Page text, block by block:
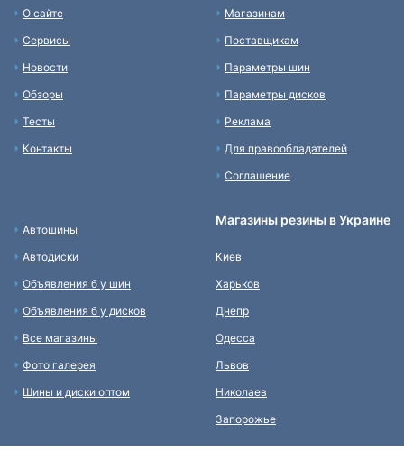
О сайте
Сервисы
Новости
Обзоры
Тесты
Контакты
Магазинам
Поставщикам
Параметры шин
Параметры дисков
Реклама
Для правообладателей
Соглашение
Автошины
Автодиски
Объявления б у шин
Объявления б у дисков
Все магазины
Фото галерея
Шины и диски оптом
Магазины резины в Украине
Киев
Харьков
Днепр
Одесса
Львов
Николаев
Запорожье